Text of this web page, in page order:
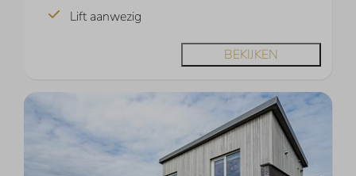
Lift aanwezig
BEKIJKEN